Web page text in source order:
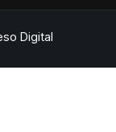
Digital